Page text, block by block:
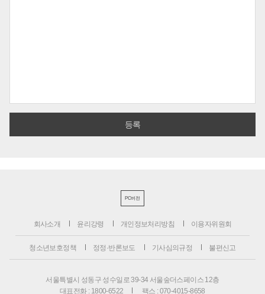
PC버전
회사소개 윤리강령 개인정보처리방침 이용자위원회
청소년보호정책 정정·반론보도 기사심의규정 불편신고
서울특별시 성동구 성수일로 39-34 서울숲더스페이스 12층
대표전화 : 1800-6522
팩스 : 070-4015-8658